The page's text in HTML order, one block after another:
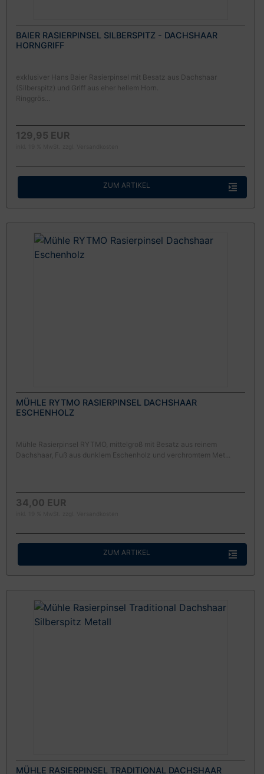
BAIER RASIERPINSEL SILBERSPITZ - DACHSHAAR
HORNGRIFF
exklusiver Hans Baier Rasierpinsel mit Besatz aus Dachshaar
(Silberspitz) und Griff aus eher hellem Horn.
Ringgrös...
129,95 EUR
ZUM ARTIKEL
MÜHLE RYTMO RASIERPINSEL DACHSHAAR
ESCHENHOLZ
Mühle Rasierpinsel RYTMO, mittelgroß mit Besatz aus reinem
Dachshaar, Fuß aus dunklem Eschenholz und verchromtem Met...
34,00 EUR
ZUM ARTIKEL
MÜHLE RASIERPINSEL TRADITIONAL DACHSHAAR